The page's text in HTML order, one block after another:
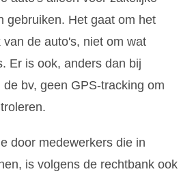
gebruiken. Het gaat om het
de auto's, niet om wat
Er is ook, anders dan bij
de bv, geen GPS-tracking om
door medewerkers die in
is volgens de rechtbank ook